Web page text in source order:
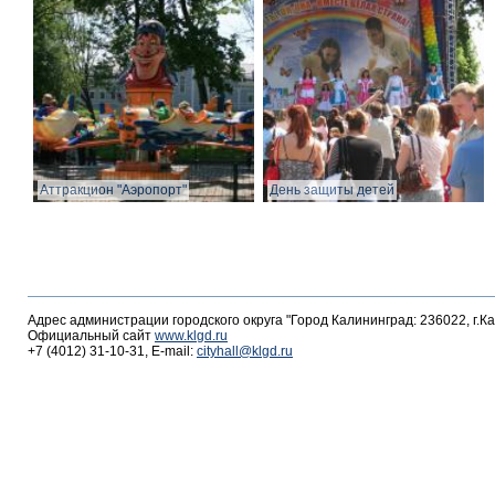
Аттракцион "Аэропорт" День защиты детей
Адрес администрации городского округа "Город Калининград: 236022,
Официальный сайт www.klgd.ru
+7 (4012) 31-10-31, E-mail: cityhall@klgd.ru